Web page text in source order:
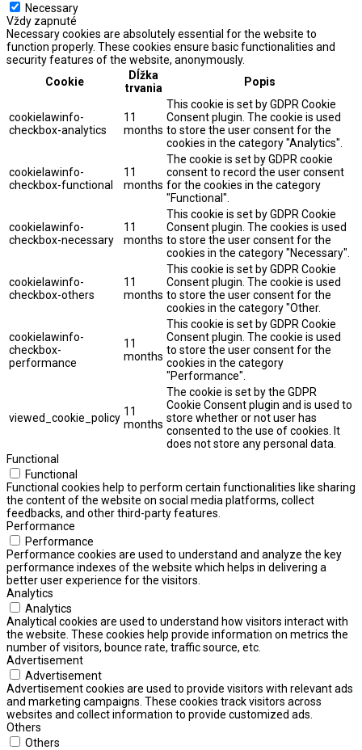
Necessary
Vždy zapnuté
Necessary cookies are absolutely essential for the website to
function properly. These cookies ensure basic functionalities and
security features of the website, anonymously.
Cookie
Dĺžka
trvania
Popis
cookielawinfo-
checkbox-analytics
11
months
This cookie is set by GDPR Cookie
Consent plugin. The cookie is used
to store the user consent for the
cookies in the category "Analytics".
cookielawinfo-
checkbox-functional
11
months
The cookie is set by GDPR cookie
consent to record the user consent
for the cookies in the category
"Functional".
cookielawinfo-
checkbox-necessary
11
months
This cookie is set by GDPR Cookie
Consent plugin. The cookies is used
to store the user consent for the
cookies in the category "Necessary".
cookielawinfo-
checkbox-others
11
months
This cookie is set by GDPR Cookie
Consent plugin. The cookie is used
to store the user consent for the
cookies in the category "Other.
cookielawinfo-
checkbox-
performance
11
months
This cookie is set by GDPR Cookie
Consent plugin. The cookie is used
to store the user consent for the
cookies in the category
"Performance".
viewed_cookie_policy 11
months
The cookie is set by the GDPR
Cookie Consent plugin and is used to
store whether or not user has
consented to the use of cookies. It
does not store any personal data.
Functional
Functional
Functional cookies help to perform certain functionalities like sharing
the content of the website on social media platforms, collect
feedbacks, and other third-party features.
Performance
Performance
Performance cookies are used to understand and analyze the key
performance indexes of the website which helps in delivering a
better user experience for the visitors.
Analytics
Analytics
Analytical cookies are used to understand how visitors interact with
the website. These cookies help provide information on metrics the
number of visitors, bounce rate, traffic source, etc.
Advertisement
Advertisement
Advertisement cookies are used to provide visitors with relevant ads
and marketing campaigns. These cookies track visitors across
websites and collect information to provide customized ads.
Others
Others